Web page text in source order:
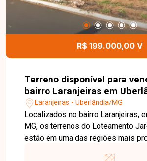
informações e agende uma visita
Loteamento Jardim Boa Vista.
R$ 199.000,00 V
Terreno disponível para
bairro Laranjeiras em
Laranjeiras - Uberlândia/MG
Localizados no bairro Laranjeiras,
MG, os terrenos do Loteamento
estão em uma das regiões mais